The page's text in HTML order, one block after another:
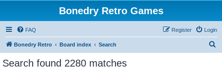
Bonedry Retro Games
FAQ Login
Register
Bonedry Retro Board index Search
Search found 2280 matches